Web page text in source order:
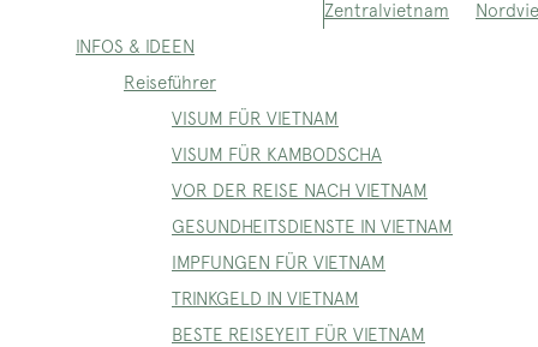
Zentralvietnam
INFOS & IDEEN
Reiseführer
VISUM FÜR VIETNAM
VISUM FÜR KAMBODSCHA
VOR DER REISE NACH VIETNAM
GESUNDHEITSDIENSTE IN VIETNAM
IMPFUNGEN FÜR VIETNAM
TRINKGELD IN VIETNAM
BESTE REISEYEIT FÜR VIETNAM